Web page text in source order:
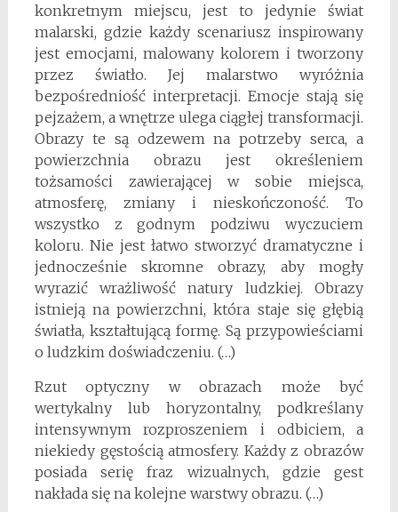
konkretnym miejscu, jest to jedynie świat
malarski, gdzie każdy scenariusz inspirowany
jest emocjami, malowany kolorem i tworzony
przez światło. Jej malarstwo wyróżnia
bezpośredniość interpretacji. Emocje stają się
pejzażem, a wnętrze ulega ciągłej transformacji.
Obrazy te są odzewem na potrzeby serca, a
powierzchnia obrazu jest określeniem
tożsamości zawierającej w sobie miejsca,
atmosferę, zmiany i nieskończoność. To
wszystko z godnym podziwu wyczuciem
koloru. Nie jest łatwo stworzyć dramatyczne i
jednocześnie skromne obrazy, aby mogły
wyrazić wrażliwość natury ludzkiej. Obrazy
istnieją na powierzchni, która staje się głębią
światła, kształtującą formę. Są przypowieściami
o ludzkim doświadczeniu. (…)
Rzut optyczny w obrazach może być
wertykalny lub horyzontalny, podkreślany
intensywnym rozproszeniem i odbiciem, a
niekiedy gęstością atmosfery. Każdy z obrazów
posiada serię fraz wizualnych, gdzie gest
nakłada się na kolejne warstwy obrazu. (…)